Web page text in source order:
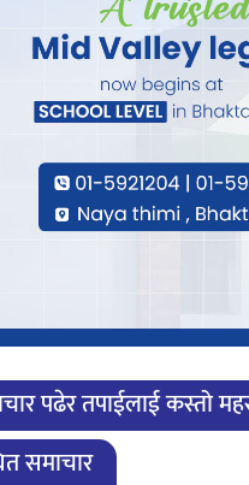
पढेर तपाईलाई कस्तो
समाचार